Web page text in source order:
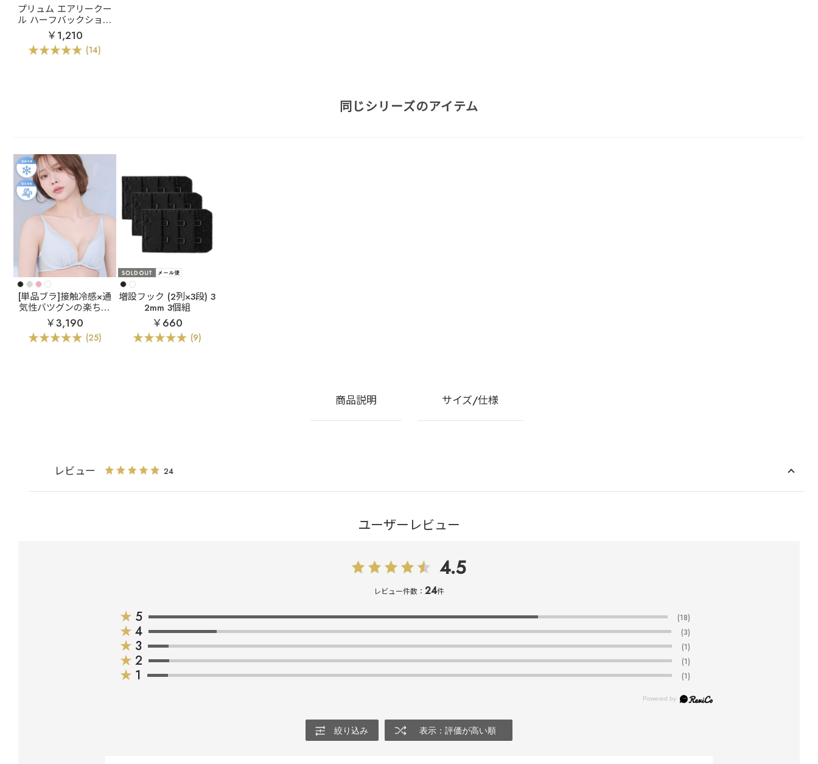
プリュム エアリークー
ル ハーフバックショー
ツ
￥1,210
(14)
同じシリーズのアイテム
[単品ブラ]接触冷感×通
気性バツグンの楽ちん
プリュム エアリ
ークール aimerfeel楽
ブラ(R) 単品ブラジャー
￥3,190
(25)
増設フック (2列×3段) 3
2mm 3個組
￥660
(9)
商品説明 サイズ/仕様
レビュー 24
ユーザーレビュー
4.5
レビュー件数： 24件
★ 5 (18)
★ 4 (3)
★ 3 (1)
★ 2 (1)
★ 1 (1)
絞り込み 表示：評価が高い順